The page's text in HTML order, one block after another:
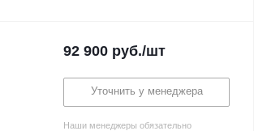
92 900 руб./шт
Уточнить у менеджера
Наши менеджеры обязательно